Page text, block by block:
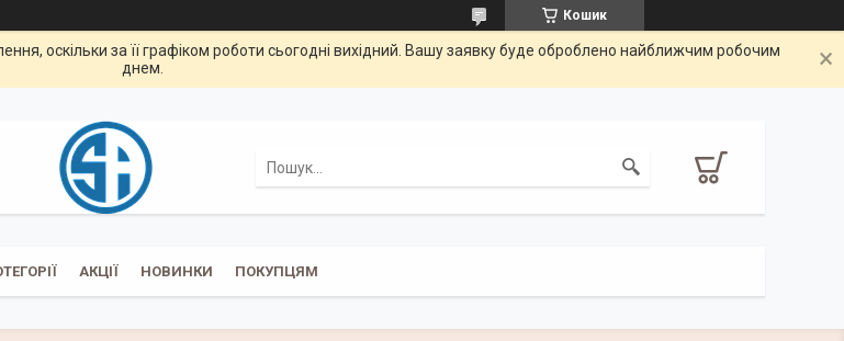
Кошик
оскільки за її графіком роботи сьогодні вихідний. Вашу заявку буде оброблено найближчим робочим
днем.
АКЦІЇ НОВИНКИ ПОКУПЦЯМ